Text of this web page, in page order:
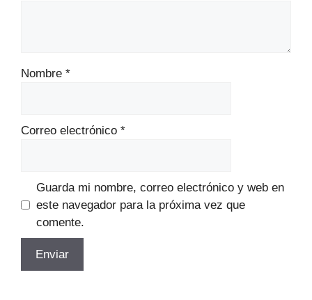
Nombre *
Correo electrónico *
Guarda mi nombre, correo electrónico y web en
este navegador para la próxima vez que
comente.